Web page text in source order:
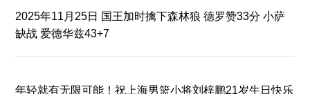
2025年11月25日 国王加时擒下森林狼 德罗赞33分 小萨
缺战 爱德华兹43+7
年轻就有无限可能！祝上海男篮小将刘梓鹏21岁生日快乐